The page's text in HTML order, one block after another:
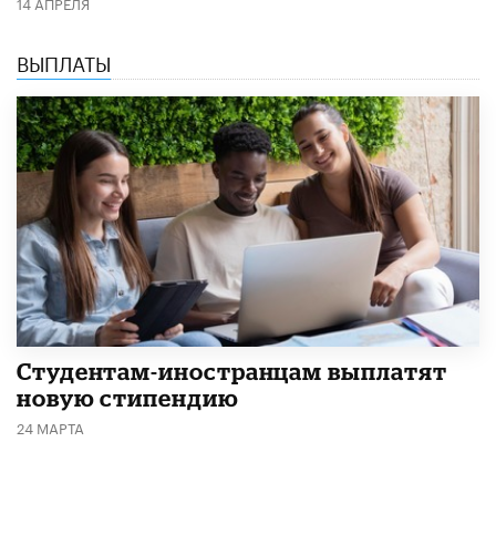
ВЫПЛАТЫ
Студентам-иностранцам выплатят
новую стипендию
24 МАРТА